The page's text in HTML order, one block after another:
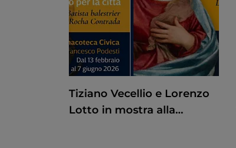
Tiziano Vecellio e Lorenzo
Lotto in mostra alla